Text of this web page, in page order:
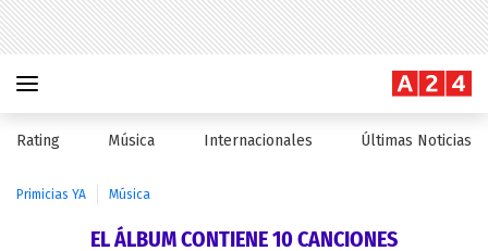
Rating Música Internacionales Últimas Noticias
Primicias YA Música
EL ÁLBUM CONTIENE 10 CANCIONES